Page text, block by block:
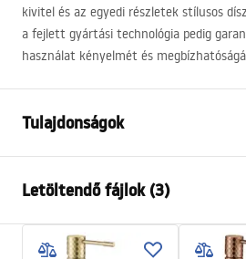
kivitel és az egyedi részletek stílusos
a fejlett gyártási technológia pedig
használat kényelmét és
Tulajdonságok
Felszerelés
Szín
Letöltendő fájlok (3)
Telepítési utasítások